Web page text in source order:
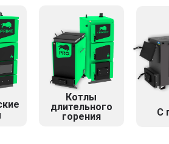
C
Котлы
длительного
горения